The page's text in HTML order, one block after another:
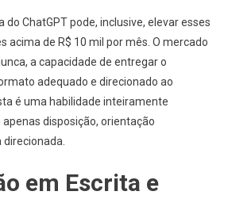
ChatGPT pode, inclusive, elevar esses
acima de R$ 10 mil por mês. O mercado
a capacidade de entregar o
adequado e direcionado ao
é uma habilidade inteiramente
disposição, orientação
direcionada.
em Escrita e